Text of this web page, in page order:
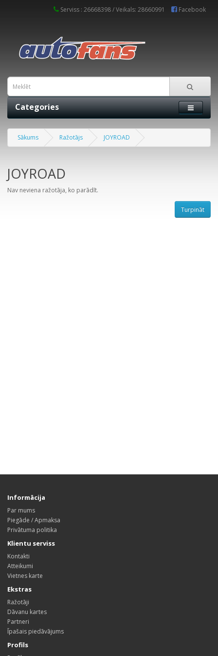
Serviss : 26668398 / Veikals: 28660991 Facebook
Categories
Sākums Ražotājs JOYROAD
JOYROAD
Nav neviena ražotāja, ko parādīt.
Turpināt
Informācija
Par mums
Piegāde / Apmaksa
Privātuma politika
Klientu serviss
Kontakti
Atteikumi
Vietnes karte
Ekstras
Ražotāji
Dāvanu kartes
Partneri
Īpašais piedāvājums
Profils